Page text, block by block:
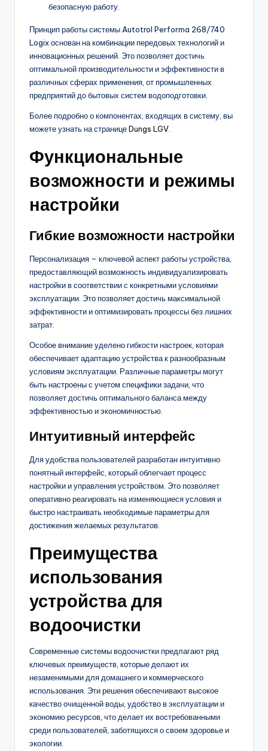
безопасную работу.
Принцип работы системы Autotrol Performa 268/740
Logix основан на комбинации передовых технологий и
инновационных решений. Это позволяет достичь
оптимальной производительности и эффективности в
различных сферах применения, от промышленных
предприятий до бытовых систем водоподготовки.
Более подробно о компонентах, входящих в систему, вы
можете узнать на страницеDungs LGV
Функциональные
возможности и режимы
настройки
Гибкие возможности настройки
Персонализация – ключевой аспект работы устройства,
предоставляющий возможность индивидуализировать
настройки в соответствии с конкретными условиями
эксплуатации. Это позволяет достичь максимальной
эффективности и оптимизировать процессы без лишних
затрат.
Особое внимание уделено гибкости настроек, которая
обеспечивает адаптацию устройства к разнообразным
условиям эксплуатации. Различные параметры могут
быть настроены с учетом специфики задачи, что
позволяет достичь оптимального баланса между
эффективностью и экономичностью.
Интуитивный интерфейс
Для удобства пользователей разработан интуитивно
понятный интерфейс, который облегчает процесс
настройки и управления устройством. Это позволяет
оперативно реагировать на изменяющиеся условия и
быстро настраивать необходимые параметры для
достижения желаемых результатов.
Преимущества
использования
устройства для
водоочистки
Современные системы водоочистки предлагают ряд
ключевых преимуществ, которые делают их
незаменимыми для домашнего и коммерческого
использования. Эти решения обеспечивают высокое
качество очищенной воды, удобство в эксплуатации и
экономию ресурсов, что делает их востребованными
среди пользователей, заботящихся о своем здоровье и
экологии.